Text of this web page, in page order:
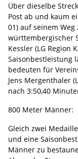
Über dieselbe
Post ab und kaum
01) auf seinem
württembergischer
Kessler (LG Region
Saisonbestleistung
bedeuten für
Jens Mergenthaler
nach 3:50,40
800 Meter Männer:
Gleich zwei
und eine
Männer zu